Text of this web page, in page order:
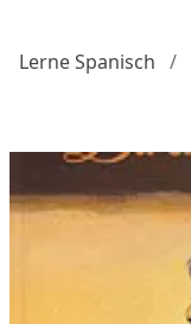
Lerne Spanisch